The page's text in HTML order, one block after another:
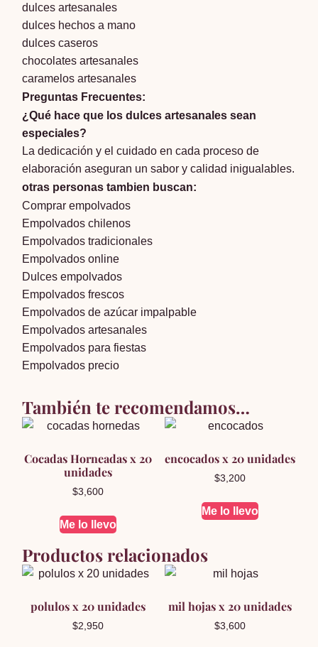
dulces artesanales
dulces hechos a mano
dulces caseros
chocolates artesanales
caramelos artesanales
Preguntas Frecuentes:
¿Qué hace que los dulces artesanales sean
especiales?
La dedicación y el cuidado en cada proceso de
elaboración aseguran un sabor y calidad inigualables.
otras personas tambien buscan:
Comprar empolvados
Empolvados chilenos
Empolvados tradicionales
Empolvados online
Dulces empolvados
Empolvados frescos
Empolvados de azúcar impalpable
Empolvados artesanales
Empolvados para fiestas
Empolvados precio
También te recomendamos…
Cocadas Horneadas x 20
unidades
$3,600
Me lo llevo
encocados x 20 unidades
$3,200
Me lo llevo
Productos relacionados
polulos x 20 unidades
$2,950
mil hojas x 20 unidades
$3,600